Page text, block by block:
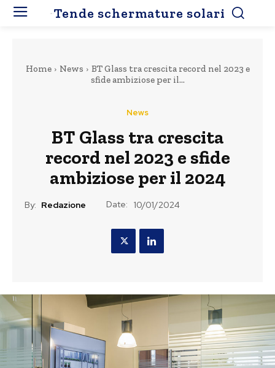
Tende schermature solari
Home News
BT Glass tra crescita record nel 2023 e
sfide ambiziose per il...
News
BT Glass tra crescita
record nel 2023 e sfide
ambiziose per il 2024
By: Redazione Date: 10/01/2024